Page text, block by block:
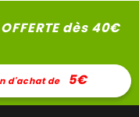
dès 40€
d'achat de 5€